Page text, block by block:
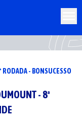
RODADA - BONSUCESSO
- 8ª